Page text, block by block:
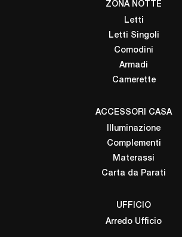
ZONA NOTTE
Letti
Letti Singoli
Comodini
Armadi
Camerette
ACCESSORI CASA
Illuminazione
Complementi
Materassi
Carta da Parati
UFFICIO
Arredo Ufficio